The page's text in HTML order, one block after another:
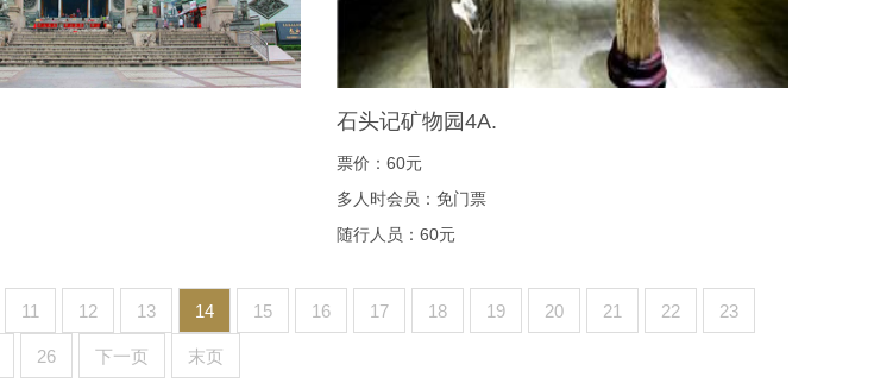
石头记矿物园4A.
票价：60元
多人时会员：免门票
随行人员：60元
11 12 13 14 15 16 17 18 19 20 21 22 23
26 下一页 末页